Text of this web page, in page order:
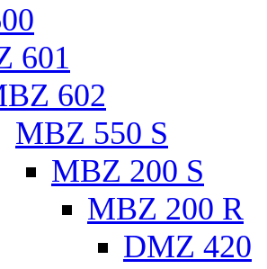
601
602
MBZ 550 S
MBZ 200 S
MBZ 200 R
DMZ 420